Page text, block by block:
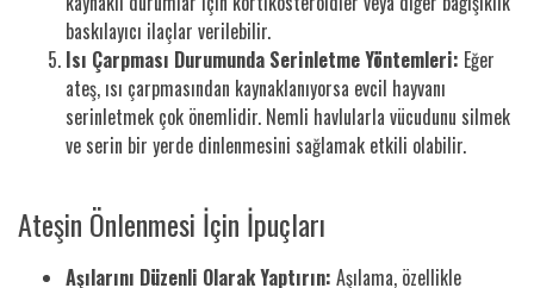
baskılayıcı ilaçlar verilebilir.
Isı Çarpması Durumunda Serinletme Yöntemleri: Eğer
ateş, ısı çarpmasından kaynaklanıyorsa evcil hayvanı
serinletmek çok önemlidir. Nemli havlularla vücudunu silmek
ve serin bir yerde dinlenmesini sağlamak etkili olabilir.
Ateşin Önlenmesi İçin İpuçları
Aşılarını Düzenli Olarak Yaptırın: Aşılama, özellikle